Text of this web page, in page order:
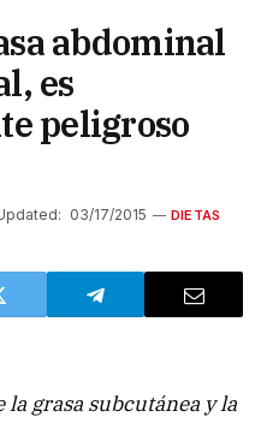
abdominal
es
peligroso
03/17/2015 DIETAS
grasa subcutánea y la